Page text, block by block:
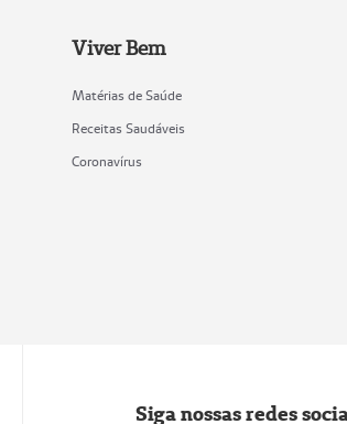
Viver Bem
Matérias de Saúde
Receitas Saudáveis
Coronavírus
Siga nossas redes